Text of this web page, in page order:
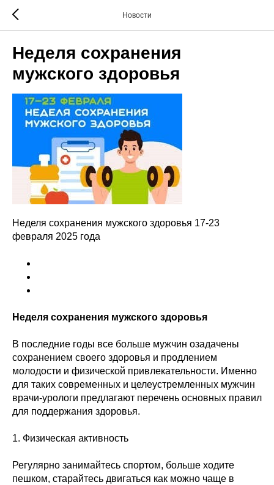
Новости
Неделя сохранения
мужского здоровья
Неделя сохранения мужского здоровья 17-23
февраля 2025 года
Неделя сохранения мужского здоровья
В последние годы все больше мужчин озадачены
сохранением своего здоровья и продлением
молодости и физической привлекательности. Именно
для таких современных и целеустремленных мужчин
врачи-урологи предлагают перечень основных правил
для поддержания здоровья.
1. Физическая активность
Регулярно занимайтесь спортом, больше ходите
пешком, старайтесь двигаться как можно чаще в